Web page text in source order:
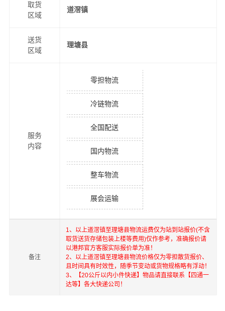
取货
区域
道滘镇
送货
区域
理塘县
服务
内容
零担物流
冷链物流
全国配送
国内物流
整车物流
展会运输
备注
1、以上道滘镇至理塘县物流运费仅为站到站报价(不含
取货送货存储包装上楼等费用)仅作参考，准确报价请
以港邦官方客服实际报价单为准！
2、以上道滘镇至理塘县物流价格仅为零担散货报价、
且时间具有时效性，随季节变动或货物规格略有浮动！
3、【20公斤以内小件快递】物品请直接联系【四通一
达等】各大快递公司！